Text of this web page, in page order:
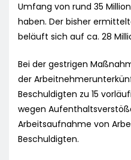
Umfang von rund 35
haben. Der bisher
beläuft sich auf ca. 28
Bei der gestrigen
der
Beschuldigten zu 15
wegen
Arbeitsaufnahme von
Beschuldigten.